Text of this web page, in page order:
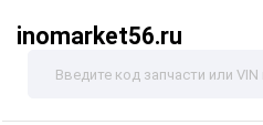
inomarket56.ru